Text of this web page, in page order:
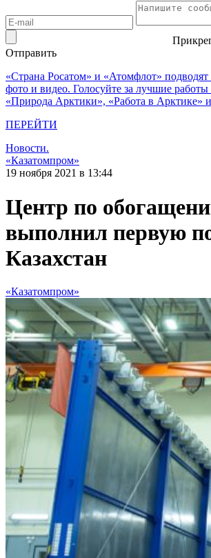
Отправить
«Страна Росатом» и «Атомфлот» подводят
фото и видео. Голосуйте за лучшие
«Природа Арктики», «Работа в
ПЕРЕЙТИ
Новости.
«Казатомпром»
19 ноября 2021 в 13:44
Центр по
выполнил первую
Казахстан
«Казатомпром»